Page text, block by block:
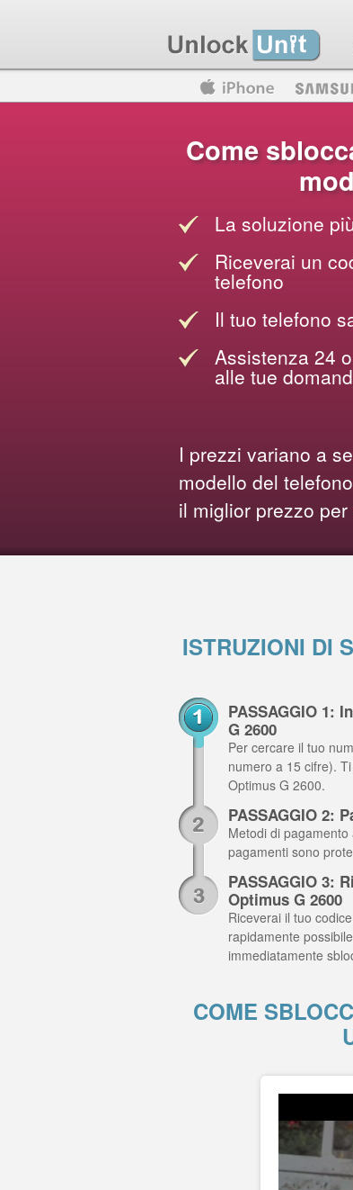
Blackberry
Come
La soluzione
Riceverai un
telefono
Il tuo telefono
Assistenza 24
alle tue
I prezzi variano a
modello del
il miglior prezzo
ISTRUZIONI DI
PASSAGGIO 1:
G 2600
Per cercare il tuo
numero a 15 cifre).
Optimus G 2600.
PASSAGGIO 2:
Metodi di
pagamenti sono
PASSAGGIO 3:
Optimus G 2600
Riceverai il tuo
rapidamente
immediatamente
COME